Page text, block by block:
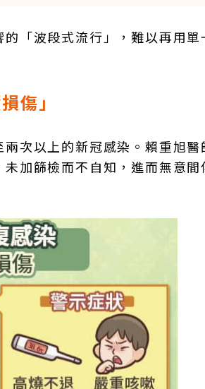
「波段式流行」，難以再用單
傷」
次以上的新冠感染。賴重旭
加篩檢而不自知，進而無意